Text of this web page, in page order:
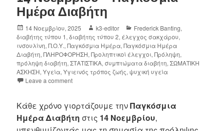
Ημέρα Διαβήτη
14 Νοεμβρίου, 2025 k3-editor Frederick Banting,
διαβήτης τύπου 1,διαβήτης τύπου 2, έλεγχος σακχάρου,
ινσουλίνη,Π.Ο.Υ.,Παγκόσμια Ημέρα,Παγκόσμια Ημέρα
Διαβήτη,ΠΛΗΡΟΦΟΡΗΣΗ,Προληπτικοί έλεγχοι,Πρόληψη,
πρόληψη διαβήτη,ΣΤΑΤΙΣΤΙΚΑ,συμπτώματα διαβήτη,ΣΩΜΑΤΙΚΗ
ΑΣΚΗΣΗ,Υγεία,Υγιεινός τρόπος ζωής,ψυχική υγεία
Leave a comment
Κάθε χρόνο γιορτάζουμε τηνΠαγκόσμια
Ημέρα Διαβήτη στις 14 Νοεμβρίου,